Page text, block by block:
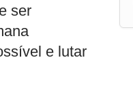
ser
e lutar